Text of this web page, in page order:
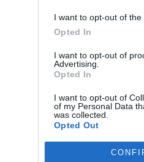
I want to opt-out of the
Opted In
I want to opt-out of
Advertising.
Opted In
I want to opt-out of
of my Personal Data
was collected.
Opted Out